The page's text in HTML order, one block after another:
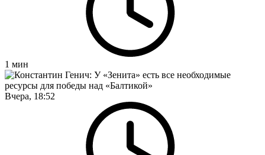
1 мин
Вчера, 18:52